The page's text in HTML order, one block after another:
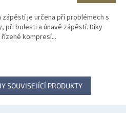
zápěstí je určena při problémech s
při bolesti a únavě zápěstí. Díky
kompresí...
SOUVISEJÍCÍ PRODUKTY